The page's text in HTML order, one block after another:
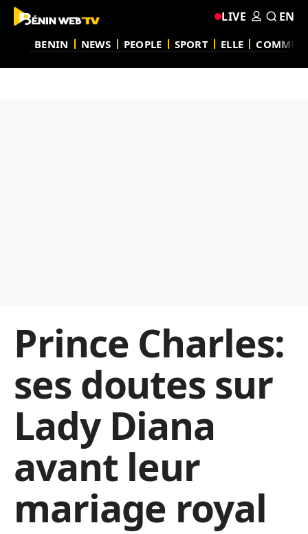
BENIN NEWS PEOPLE SPORT ELLE
LIVE EN
Prince Charles:
ses doutes sur
Lady Diana
avant leur
mariage royal